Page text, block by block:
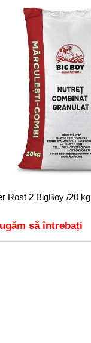
Rost 2 BigBoy /20 kg
să întrebați